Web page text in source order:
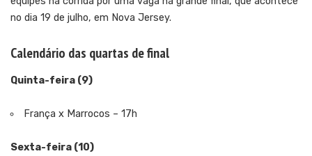
no dia 19 de julho, em Nova Jersey.
Calendário das quartas de final
Quinta-feira (9)
França x Marrocos – 17h
Sexta-feira (10)